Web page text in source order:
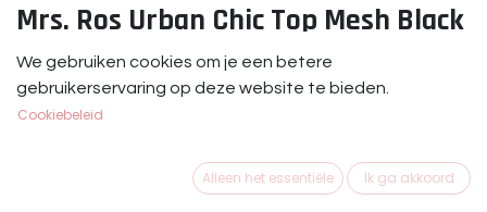
Mrs. Ros Urban Chic Top Mesh Black
Mrs. Ros Urban Chic Top Mesh Black
€59,95
L XL
We gebruiken cookies om je een betere
gebruikerservaring op deze website te bieden.
Cookiebeleid
Alleen het essentiële Ik ga akkoord